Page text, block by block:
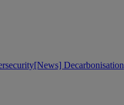
[News] Decarbonisation